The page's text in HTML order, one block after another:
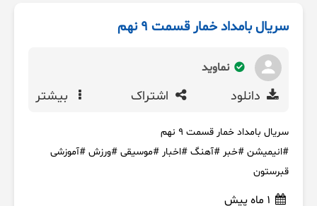
سریال بامداد خمار قسمت ۹ نهم
نماوید
دانلود اشتراک بیشتر
سریال بامداد خمار قسمت ۹ نهم
#انیمیشن #خبر #آهنگ #اخبار #موسیقی #ورزش #آموزشی
قبرستون